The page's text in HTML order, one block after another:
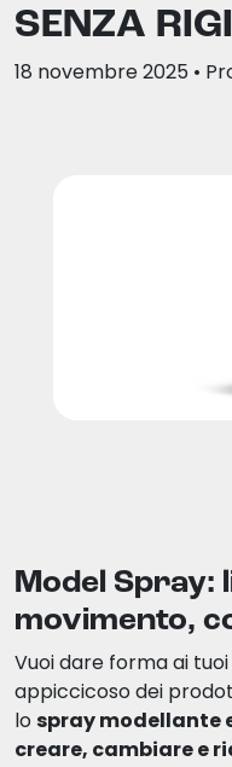
SENZA
18 novembre 2025 •
Model Spray:
movimento,
Vuoi dare forma ai
appiccicoso dei
lo spray modellante
creare, cambiare e